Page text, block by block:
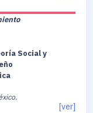
Social y
[ver]